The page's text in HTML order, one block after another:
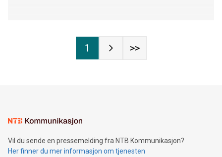
1 >>
Vil du sende en pressemelding fra NTB Kommunikasjon?
Her finner du mer informasjon om tjenesten